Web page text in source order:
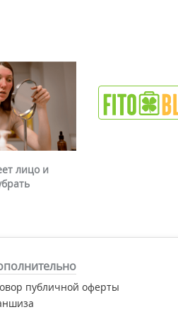
лицо и
публичной оферты